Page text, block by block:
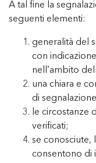
A tal fine la
seguenti elementi:
generalità del
con
nell’ambito
una chiara e
di
le circostanze
verificati;
se conosciute,
consentono di